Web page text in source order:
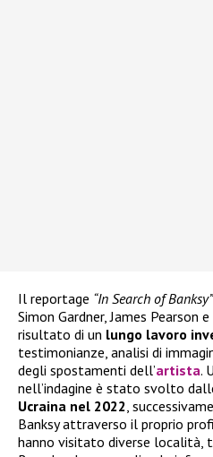
Il reportage “In Search of Banksy”
Simon Gardner, James Pearson
risultato di un lungo lavoro
testimonianze, analisi di
degli spostamenti dell’artista.
nell’indagine è stato svolto
Ucraina nel 2022,
Banksy attraverso il proprio
hanno visitato diverse località,